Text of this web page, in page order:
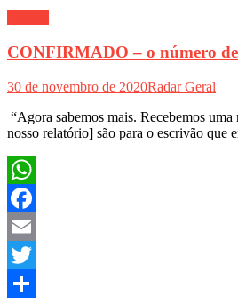
CONFIRMADO – o número de
30 de novembro de 2020Radar Geral
“Agora sabemos mais. Recebemos
nosso relatório] são para o escrivão que
WhatsApp
Facebook
Email
Twitter